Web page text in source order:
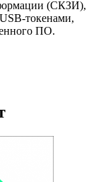
(СКЗИ),
токенами,
ПО.